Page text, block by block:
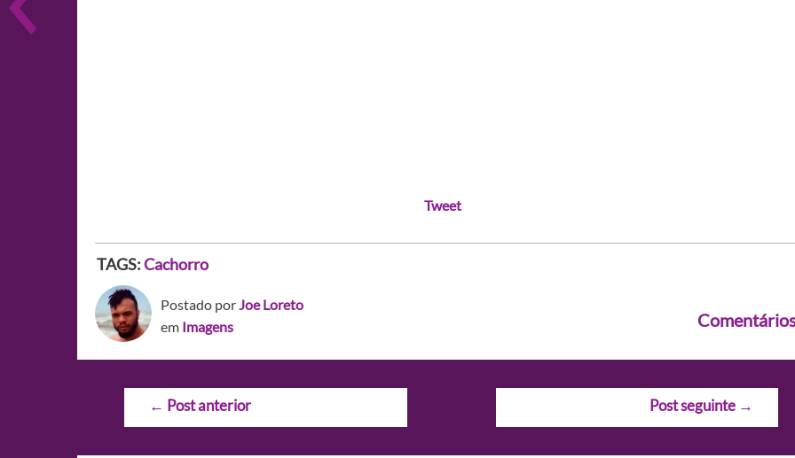
Tweet
TAGS:Cachorro
Postado porJoe Loreto
em Imagens
Navegação
← Post anterior Post seguinte →